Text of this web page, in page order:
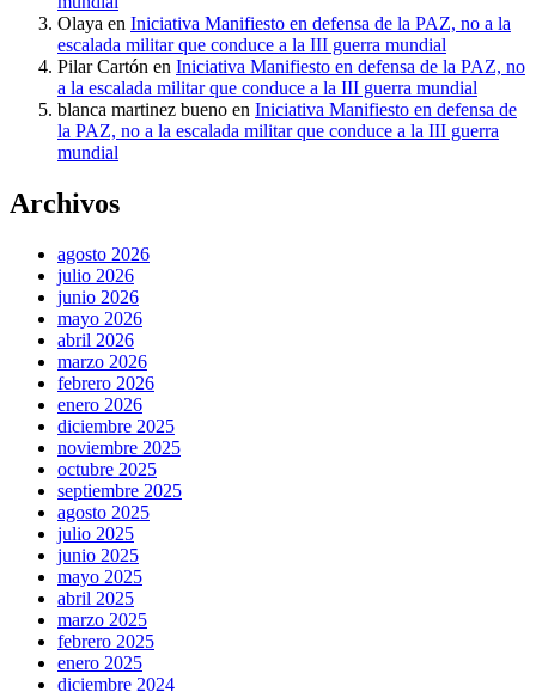
Olaya en Iniciativa Manifiesto en defensa de la PAZ, no a la
escalada militar que conduce a la III guerra mundial
Pilar Cartón en Iniciativa Manifiesto en defensa de la PAZ, no
a la escalada militar que conduce a la III guerra mundial
blanca martinez bueno en Iniciativa Manifiesto en defensa de
la PAZ, no a la escalada militar que conduce a la III guerra
mundial
Archivos
agosto 2026
julio 2026
junio 2026
mayo 2026
abril 2026
marzo 2026
febrero 2026
enero 2026
diciembre 2025
noviembre 2025
octubre 2025
septiembre 2025
agosto 2025
julio 2025
junio 2025
mayo 2025
abril 2025
marzo 2025
febrero 2025
enero 2025
diciembre 2024